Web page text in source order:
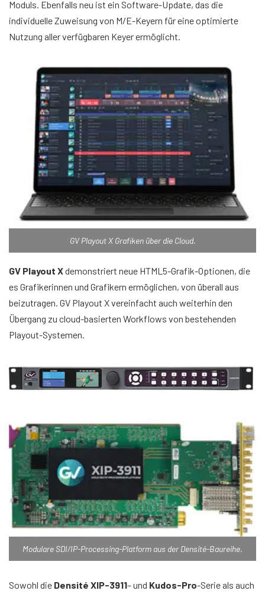
Moduls. Ebenfalls neu ist ein Software-Update, das die
individuelle Zuweisung von M/E-Keyern für eine optimierte
Nutzung aller verfügbaren Keyer ermöglicht.
GV Playout X Grafiken über die Cloud.
GV Playout Xdemonstriert neue HTML5-Grafik-Optionen, die
es Grafikerinnen und Grafikern ermöglichen, von überall aus
beizutragen. GV Playout X vereinfacht auch weiterhin den
Übergang zu cloud-basierten Workflows von bestehenden
Playout-Systemen.
Modulare SDI/IP-Processing-Platform aus der Densité-Baureihe.
Sowohl die Densité XIP-3911– und Kudos-Pro-Serie als auch